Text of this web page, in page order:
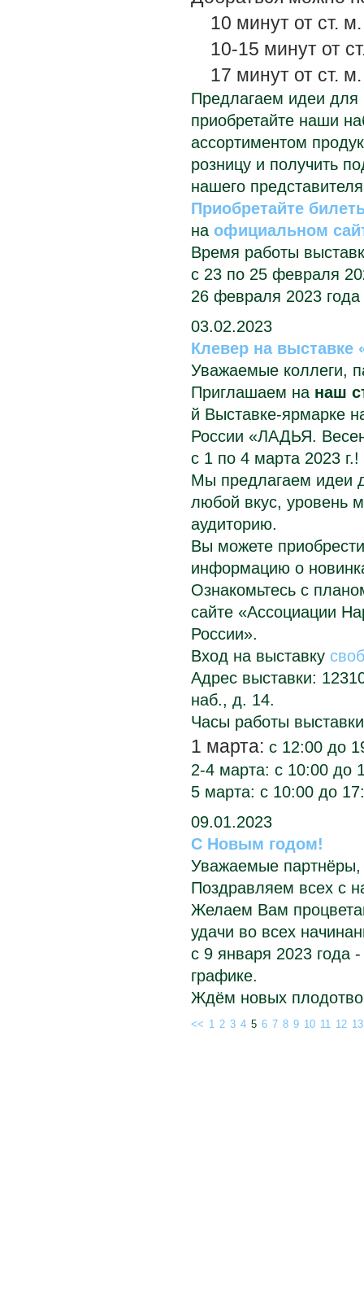
10 минут от ст.
10-15 минут от
17 минут от ст.
Предлагаем идеи
приобретайте наши
ассортиментом
розницу и получить
нашего
Приобретайте
на официальном
Время работы
с 23 по 25 февраля
26 февраля 2023
03.02.2023
Клевер на
Уважаемые коллеги,
Приглашаем на наш
й Выставке-ярмарке
России «ЛАДЬЯ.
с 1 по 4 марта 2023 г.!
Мы предлагаем идеи
любой вкус, уровень
аудиторию.
Вы можете
информацию о
Ознакомьтесь с
сайте «Ассоциации
России».
Вход на выставку
Адрес выставки:
наб., д. 14.
Часы работы выставки
1 марта: с 12:00 до
2-4 марта: с 10:00 до
5 марта: с 10:00 до
09.01.2023
С Новым годом!
Уважаемые партнёры,
Поздравляем всех с
Желаем Вам
удачи во всех
с 9 января 2023 года
графике.
Ждём новых
<< 1 2 3 4 5 6 7 8 9 10 11 12 13